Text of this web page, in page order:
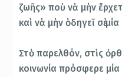
ζωῆς» ποὺ νὰ μὴν
καὶ νὰ μὴν ὁδηγεῖ σὲ
Στὸ παρελθόν, στὶς
κοινωνία πρόσφερε μία